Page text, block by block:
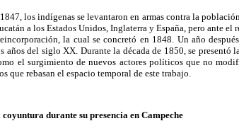
los indígenas se levantaron en armas contra la
a los Estados Unidos, Inglaterra y España, pero ante
la cual se concretó en 1848. Un año
años del siglo XX. Durante la década de 1850, se presentó
el surgimiento de nuevos actores políticos que no
que rebasan el espacio temporal de este trabajo.
durante su presencia en Campeche